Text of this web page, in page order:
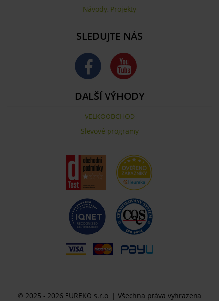
Návody, Projekty
SLEDUJTE NÁS
DALŠÍ VÝHODY
VELKOOBCHOD
Slevové programy
© 2025 - 2026 EUREKO s.r.o. | Všechna práva vyhrazena